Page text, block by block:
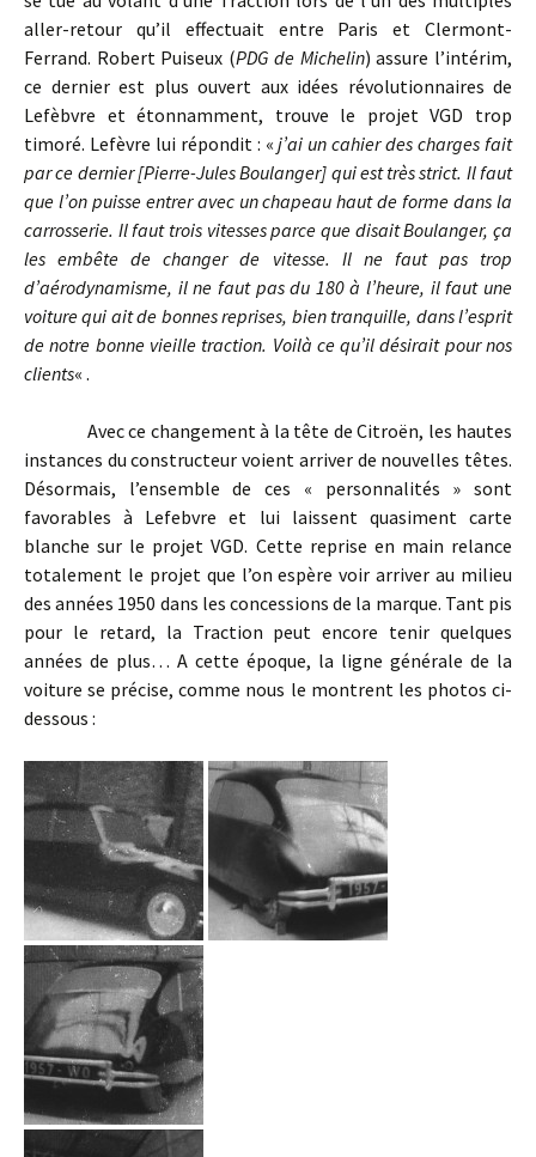
aller-retour qu’il effectuait entre Paris et Clermont-
Ferrand. Robert Puiseux (PDG de Michelin) assure l’intérim,
ce dernier est plus ouvert aux idées révolutionnaires de
Lefèbvre et étonnamment, trouve le projet VGD trop
timoré. Lefèvre lui répondit : « j’ai un cahier des charges fait
par ce dernier [Pierre-Jules Boulanger] qui est très strict. Il faut
que l’on puisse entrer avec un chapeau haut de forme dans la
carrosserie. Il faut trois vitesses parce que disait Boulanger, ça
les embête de changer de vitesse. Il ne faut pas trop
d’aérodynamisme, il ne faut pas du 180 à l’heure, il faut une
voiture qui ait de bonnes reprises, bien tranquille, dans l’esprit
de notre bonne vieille traction. Voilà ce qu’il désirait pour nos
clients« .
Avec ce changement à la tête de Citroën, les hautes
instances du constructeur voient arriver de nouvelles têtes.
Désormais, l’ensemble de ces « personnalités » sont
favorables à Lefebvre et lui laissent quasiment carte
blanche sur le projet VGD. Cette reprise en main relance
totalement le projet que l’on espère voir arriver au milieu
des années 1950 dans les concessions de la marque. Tant pis
pour le retard, la Traction peut encore tenir quelques
années de plus… A cette époque, la ligne générale de la
voiture se précise, comme nous le montrent les photos ci-
dessous :